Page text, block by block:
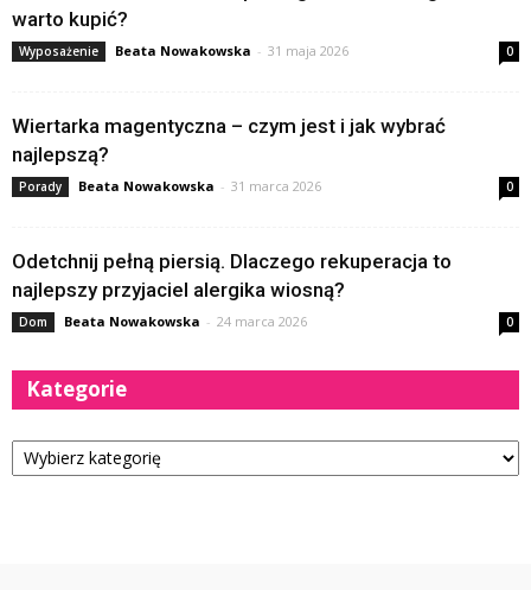
warto kupić?
Wyposażenie Beata Nowakowska - 31 maja 2026 0
Wiertarka magentyczna – czym jest i jak wybrać
najlepszą?
Porady Beata Nowakowska - 31 marca 2026 0
Odetchnij pełną piersią. Dlaczego rekuperacja to
najlepszy przyjaciel alergika wiosną?
Dom Beata Nowakowska - 24 marca 2026 0
Kategorie
Kategorie